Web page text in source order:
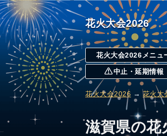
花火大会2026
花火大会2026メニュ
中止・延期情報
花火大会2026 →花火大
滋賀県の花